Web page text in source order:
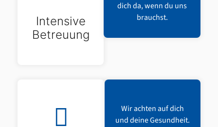
Intensive
Betreuung
dich da, wenn du uns
brauchst.
Wir achten auf dich
und deine Gesundheit.